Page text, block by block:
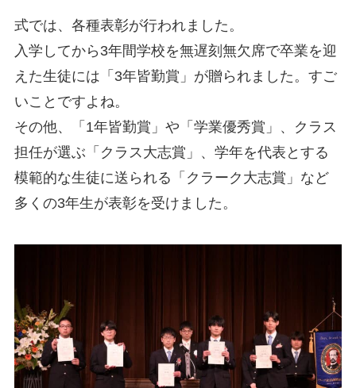
式では、各種表彰が行われました。
入学してから3年間学校を無遅刻無欠席で卒業を迎
えた生徒には「3年皆勤賞」が贈られました。すご
いことですよね。
その他、「1年皆勤賞」や「学業優秀賞」、クラス
担任が選ぶ「クラス大志賞」、学年を代表とする
模範的な生徒に送られる「クラーク大志賞」など
多くの3年生が表彰を受けました。